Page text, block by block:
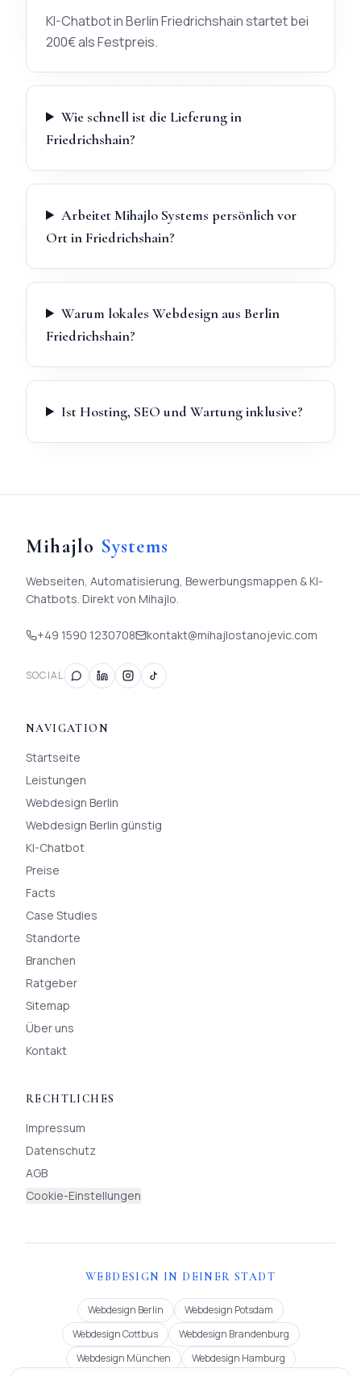
KI-Chatbot in Berlin Friedrichshain startet bei
200€ als Festpreis.
Wie schnell ist die Lieferung in
Friedrichshain?
Arbeitet Mihajlo Systems persönlich vor
Ort in Friedrichshain?
Warum lokales Webdesign aus Berlin
Friedrichshain?
Ist Hosting, SEO und Wartung inklusive?
Mihajlo Systems
Webseiten, Automatisierung, Bewerbungsmappen & KI-
Chatbots. Direkt von Mihajlo.
+49 1590 1230708 kontakt@mihajlostanojevic.com
SOCIAL
NAVIGATION
Startseite
Leistungen
Webdesign Berlin
Webdesign Berlin günstig
KI-Chatbot
Preise
Facts
Case Studies
Standorte
Branchen
Ratgeber
Sitemap
Über uns
Kontakt
RECHTLICHES
Impressum
Datenschutz
AGB
Cookie-Einstellungen
WEBDESIGN IN DEINER STADT
Webdesign Berlin
Webdesign Potsdam
Webdesign Cottbus
Webdesign Brandenburg
Webdesign München
Webdesign Hamburg